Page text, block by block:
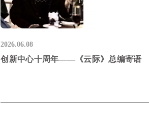
2026.06.08
创新中心十周年——《云际》总编寄语